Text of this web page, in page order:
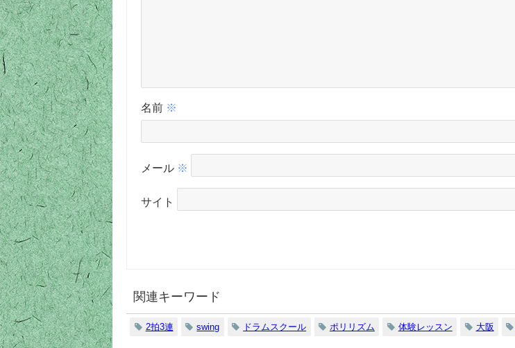
名前 ※
メール ※
サイト
関連キーワード
2拍3連 swing ドラムスクール ポリリズム 体験レッスン 大阪